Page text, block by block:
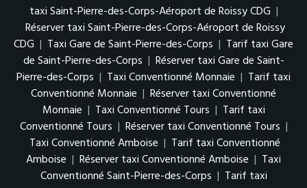
taxi Saint-Pierre-des-Corps-Aéroport de Roissy CDG |
Réserver taxi Saint-Pierre-des-Corps-Aéroport de Roissy
CDG | Taxi Gare de Saint-Pierre-des-Corps | Tarif taxi Gare
de Saint-Pierre-des-Corps | Réserver taxi Gare de Saint-
Pierre-des-Corps | Taxi Conventionné Monnaie | Tarif taxi
Conventionné Monnaie | Réserver taxi Conventionné
Monnaie | Taxi Conventionné Tours | Tarif taxi
Conventionné Tours | Réserver taxi Conventionné Tours |
Taxi Conventionné Amboise | Tarif taxi Conventionné
Amboise | Réserver taxi Conventionné Amboise | Taxi
Conventionné Saint-Pierre-des-Corps | Tarif taxi